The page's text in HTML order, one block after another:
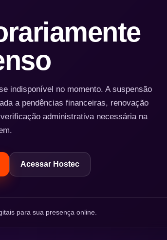
indisponível no momento. A suspensão
a pendências financeiras, renovação
administrativa necessária na
Acessar Hostec
para sua presença online.